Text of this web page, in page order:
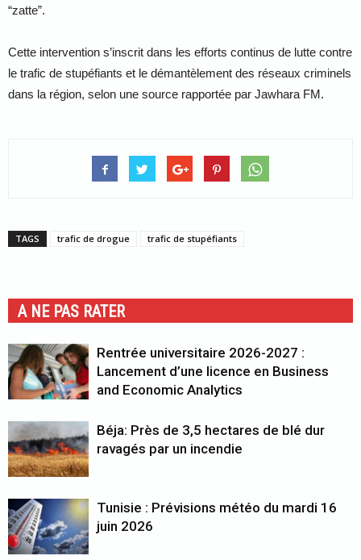
“zatte”.
Cette intervention s’inscrit dans les efforts continus de lutte contre
le trafic de stupéfiants et le démantèlement des réseaux criminels
dans la région, selon une source rapportée par Jawhara FM.
TAGS trafic de drogue trafic de stupéfiants
A NE PAS RATER
Rentrée universitaire 2026-2027 :
Lancement d’une licence en Business
and Economic Analytics
Béja: Près de 3,5 hectares de blé dur
ravagés par un incendie
Tunisie : Prévisions météo du mardi 16
juin 2026